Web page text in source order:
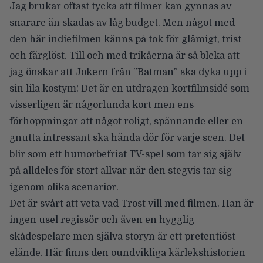
Jag brukar oftast tycka att filmer kan gynnas av
snarare än skadas av låg budget. Men något med
den här indiefilmen känns på tok för glåmigt, trist
och färglöst. Till och med trikåerna är så bleka att
jag önskar att Jokern från ”Batman” ska dyka upp i
sin lila kostym! Det är en utdragen kortfilmsidé som
visserligen är någorlunda kort men ens
förhoppningar att något roligt, spännande eller en
gnutta intressant ska hända dör för varje scen. Det
blir som ett humorbefriat TV-spel som tar sig själv
på alldeles för stort allvar när den stegvis tar sig
igenom olika scenarior.
Det är svårt att veta vad Trost vill med filmen. Han är
ingen usel regissör och även en hygglig
skådespelare men själva storyn är ett pretentiöst
elände. Här finns den oundvikliga kärlekshistorien